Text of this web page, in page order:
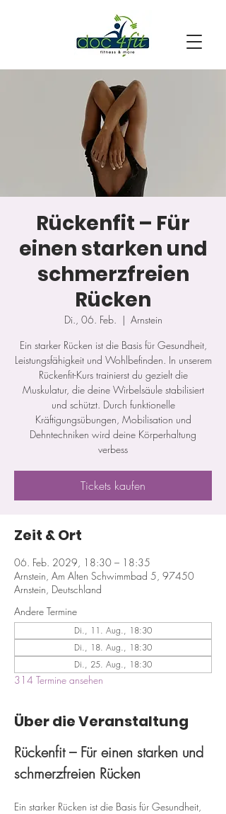
Rückenfit – Für
einen starken und
schmerzfreien
Rücken
Di., 06. Feb.
  |
Arnstein
Ein starker Rücken ist die Basis für Gesundheit,
Leistungsfähigkeit und Wohlbefinden. In unserem
Rückenfit-Kurs trainierst du gezielt die
Muskulatur, die deine Wirbelsäule stabilisiert
und schützt. Durch funktionelle
Kräftigungsübungen, Mobilisation und
Dehntechniken wird deine Körperhaltung
verbess
Tickets kaufen
Zeit & Ort
06. Feb. 2029, 18:30 – 18:35
Arnstein, Am Alten Schwimmbad 5, 97450
Arnstein, Deutschland
Andere Termine
Di., 11. Aug., 18:30
Di., 18. Aug., 18:30
Di., 25. Aug., 18:30
314 Termine ansehen
Über die Veranstaltung
Rückenfit – Für einen starken und
schmerzfreien Rücken
Ein starker Rücken ist die Basis für Gesundheit,